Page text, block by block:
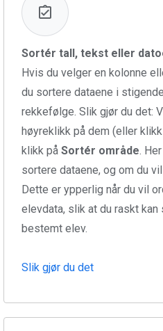
Sortér tall, tekst eller
Hvis du velger en kolonne
du sortere dataene i
rekkefølge. Slik gjør du det:
høyreklikk på dem (eller
klikk på Sortér område.
sortere dataene, og om du
Dette er ypperlig når du vil
elevdata, slik at du raskt kan
bestemt elev.
Slik gjør du det